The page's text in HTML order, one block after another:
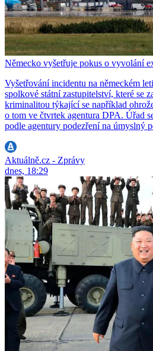
Německo vyšetřuje pokus o vyvolání
Vyšetřování incidentu na německém
spolkové státní zastupitelství, které se
kriminalitou týkající se například
o tom ve čtvrtek agentura DPA. Úřad
podle agentury podezření na úmyslný
Aktuálně.cz - Zprávy
dnes, 18:29